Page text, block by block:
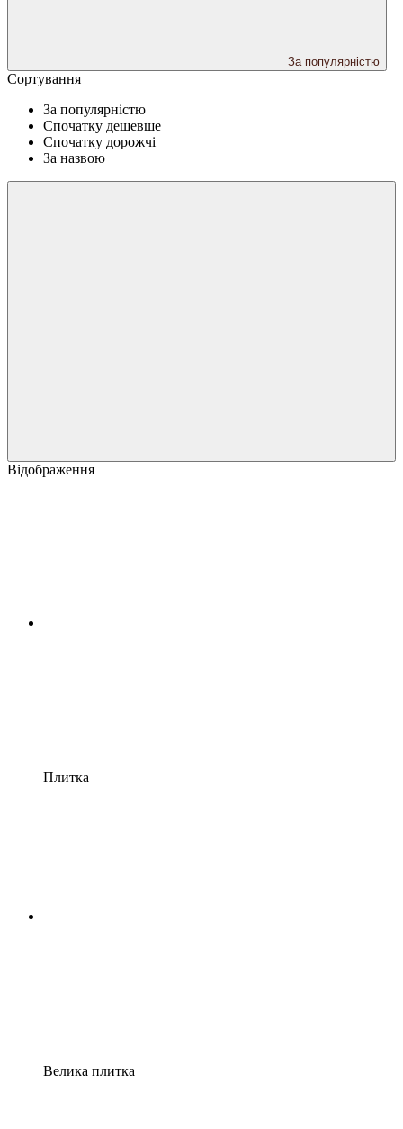
За популярністю
Сортування
За популярністю
Спочатку дешевше
Спочатку дорожчі
За назвою
Відображення
Плитка
Велика плитка